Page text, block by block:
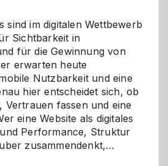
sind im digitalen Wettbewerb
Sichtbarkeit in
für die Gewinnung von
erwarten heute
Nutzbarkeit und eine
hier entscheidet sich, ob
Vertrauen fassen und eine
eine Website als digitales
Performance, Struktur
zusammendenkt,…